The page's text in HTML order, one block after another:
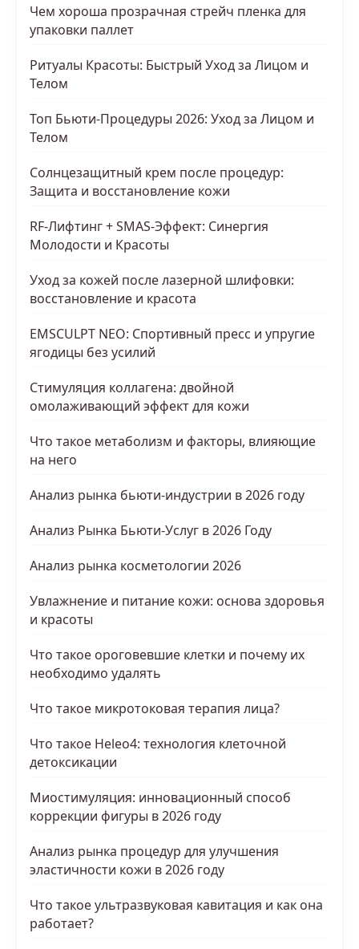
Чем хороша прозрачная стрейч пленка для
упаковки паллет
Ритуалы Красоты: Быстрый Уход за Лицом и
Телом
Топ Бьюти-Процедуры 2026: Уход за Лицом и
Телом
Солнцезащитный крем после процедур:
Защита и восстановление кожи
RF-Лифтинг + SMAS-Эффект: Синергия
Молодости и Красоты
Уход за кожей после лазерной шлифовки:
восстановление и красота
EMSCULPT NEO: Спортивный пресс и упругие
ягодицы без усилий
Стимуляция коллагена: двойной
омолаживающий эффект для кожи
Что такое метаболизм и факторы, влияющие
на него
Анализ рынка бьюти-индустрии в 2026 году
Анализ Рынка Бьюти-Услуг в 2026 Году
Анализ рынка косметологии 2026
Увлажнение и питание кожи: основа здоровья
и красоты
Что такое ороговевшие клетки и почему их
необходимо удалять
Что такое микротоковая терапия лица?
Что такое Heleo4: технология клеточной
детоксикации
Миостимуляция: инновационный способ
коррекции фигуры в 2026 году
Анализ рынка процедур для улучшения
эластичности кожи в 2026 году
Что такое ультразвуковая кавитация и как она
работает?